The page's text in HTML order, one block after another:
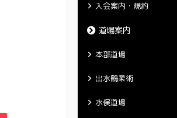
入会案内・規約
道場案内
本部道場
出水鶴柔術
水俣道場